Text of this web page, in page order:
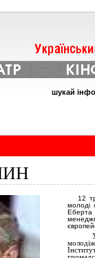
шукай
12
молоді
Еберта